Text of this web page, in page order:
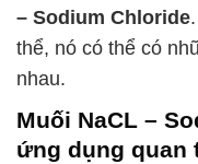
– Sodium Chloride
thể, nó có thể có
nhau.
Muối NaCL –
ứng dụng quan